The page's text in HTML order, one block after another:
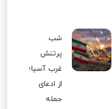
شب
پرتنش
غرب آسیا؛
از ادعای
حمله